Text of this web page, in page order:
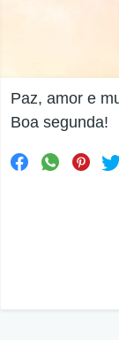
Paz, amor e
Boa segunda!